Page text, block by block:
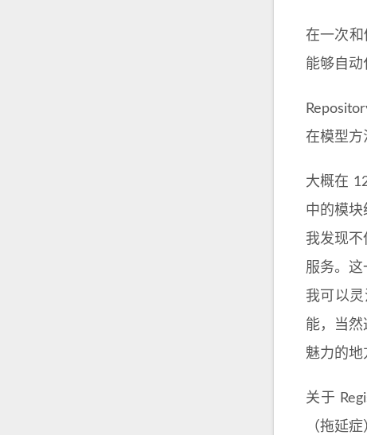
在一次和
能够自动
在模型方
大概在
中的模块
我发现
服务。
我可以
能，当
魅力的地
关于
（拖延症